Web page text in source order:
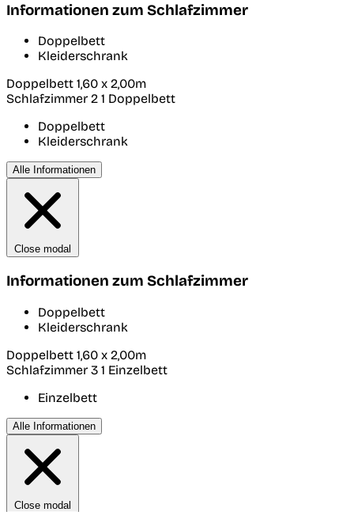
Informationen zum Schlafzimmer
Doppelbett
Kleiderschrank
Doppelbett 1,60 x 2,00m
Schlafzimmer 2 1 Doppelbett
Doppelbett
Kleiderschrank
Alle Informationen
Close modal
Informationen zum Schlafzimmer
Doppelbett
Kleiderschrank
Doppelbett 1,60 x 2,00m
Schlafzimmer 3 1 Einzelbett
Einzelbett
Alle Informationen
Close modal